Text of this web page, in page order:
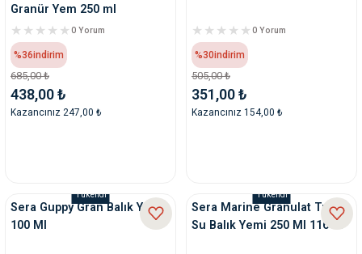
Granür Yem 250 ml
0 Yorum
%36indirim
685,00 ₺
438,00 ₺
Kazancınız 247,00 ₺
0 Yorum
%30indirim
505,00 ₺
351,00 ₺
Kazancınız 154,00 ₺
Tükendi
Sera Guppy Gran Balık Yemi
100 Ml
Tükendi
Sera Marine Granulat Tuzlu
Su Balık Yemi 250 Ml 116 Gr